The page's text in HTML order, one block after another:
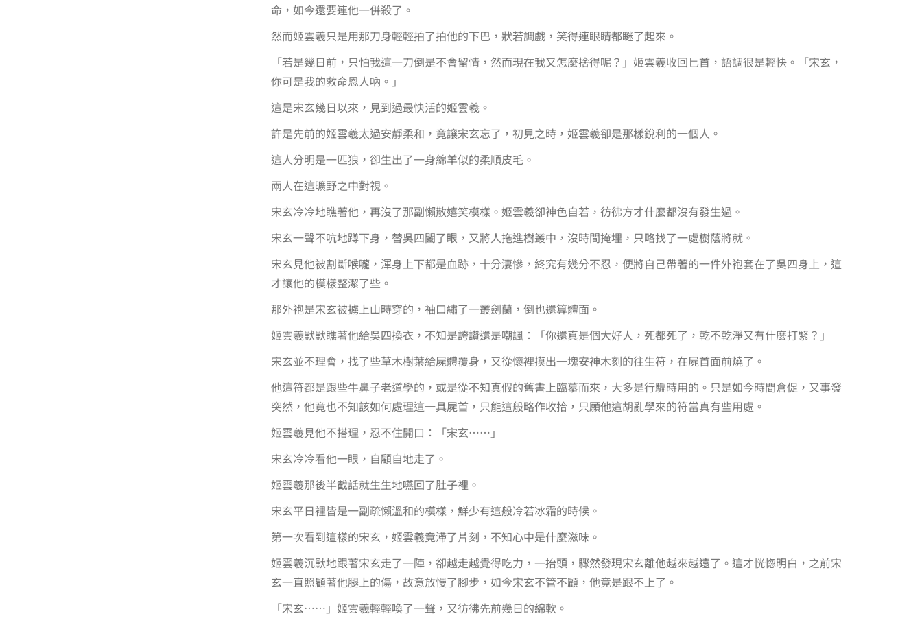
命，如今還要連他一併殺了。
然而姬雲羲只是用那刀身輕輕拍了拍他的下巴，狀若調戲，笑得連眼睛都瞇了起來。
「若是幾日前，只怕我這一刀倒是不會留情，然而現在我又怎麼捨得呢？」姬雲羲收回匕首，語調很是輕快。「宋玄，
你可是我的救命恩人吶。」
這是宋玄幾日以來，見到過最快活的姬雲羲。
許是先前的姬雲羲太過安靜柔和，竟讓宋玄忘了，初見之時，姬雲羲卻是那樣銳利的一個人。
這人分明是一匹狼，卻生出了一身綿羊似的柔順皮毛。
兩人在這曠野之中對視。
宋玄冷冷地瞧著他，再沒了那副懶散嬉笑模樣。姬雲羲卻神色自若，彷彿方才什麼都沒有發生過。
宋玄一聲不吭地蹲下身，替吳四闔了眼，又將人拖進樹叢中，沒時間掩埋，只略找了一處樹蔭將就。
宋玄見他被割斷喉嚨，渾身上下都是血跡，十分淒慘，終究有幾分不忍，便將自己帶著的一件外袍套在了吳四身上，這
才讓他的模樣整潔了些。
那外袍是宋玄被擄上山時穿的，袖口繡了一叢劍蘭，倒也還算體面。
姬雲羲默默瞧著他給吳四換衣，不知是誇讚還是嘲諷：「你還真是個大好人，死都死了，乾不乾淨又有什麼打緊？」
宋玄並不理會，找了些草木樹葉給屍體覆身，又從懷裡摸出一塊安神木刻的往生符，在屍首面前燒了。
他這符都是跟些牛鼻子老道學的，或是從不知真假的舊書上臨摹而來，大多是行騙時用的。只是如今時間倉促，又事發
突然，他竟也不知該如何處理這一具屍首，只能這般略作收拾，只願他這胡亂學來的符當真有些用處。
姬雲羲見他不搭理，忍不住開口：「宋玄……」
宋玄冷冷看他一眼，自顧自地走了。
姬雲羲那後半截話就生生地嚥回了肚子裡。
宋玄平日裡皆是一副疏懶溫和的模樣，鮮少有這般冷若冰霜的時候。
第一次看到這樣的宋玄，姬雲羲竟滯了片刻，不知心中是什麼滋味。
姬雲羲沉默地跟著宋玄走了一陣，卻越走越覺得吃力，一抬頭，驟然發現宋玄離他越來越遠了。這才恍惚明白，之前宋
玄一直照顧著他腿上的傷，故意放慢了腳步，如今宋玄不管不顧，他竟是跟不上了。
「宋玄……」姬雲羲輕輕喚了一聲，又彷彿先前幾日的綿軟。